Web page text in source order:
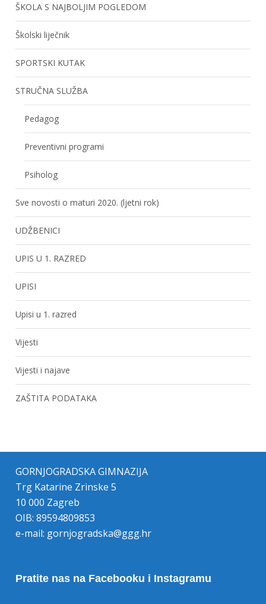
ŠKOLA S NAJBOLJIM POGLEDOM
Školski liječnik
SPORTSKI KUTAK
STRUČNA SLUŽBA
Pedagog
Preventivni programi
Psiholog
Sve novosti o maturi 2020. (ljetni rok)
UDŽBENICI
UPIS U 1. RAZRED
UPISI
Upisi u 1. razred
Vijesti
Vijesti i najave
ZAŠTITA PODATAKA
GORNJOGRADSKA GIMNAZIJA
Trg Katarine Zrinske 5
10 000 Zagreb
OIB: 89594809853
e-mail: gornjogradska@ggg.hr
Pratite nas na Facebooku i Instagramu